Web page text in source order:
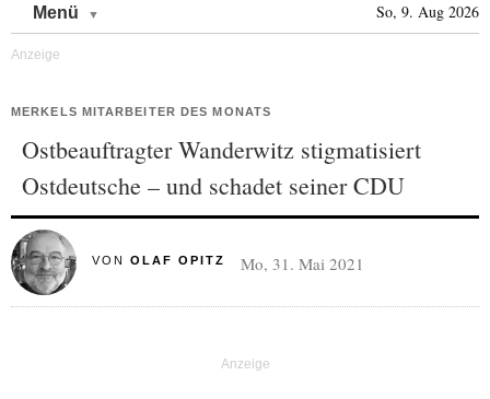
Menü So, 9. Aug 2026
MERKELS MITARBEITER DES MONATS
Ostbeauftragter Wanderwitz stigmatisiert
Ostdeutsche – und schadet seiner CDU
VON OLAF OPITZ Mo, 31. Mai 2021